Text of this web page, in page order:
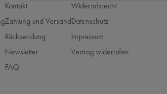
Kontakt
Zahlung und Versand
Rücksendung
Newsletter
FAQ
Widerrufsrecht
Datenschutz
Impressum
Vertrag widerrufen